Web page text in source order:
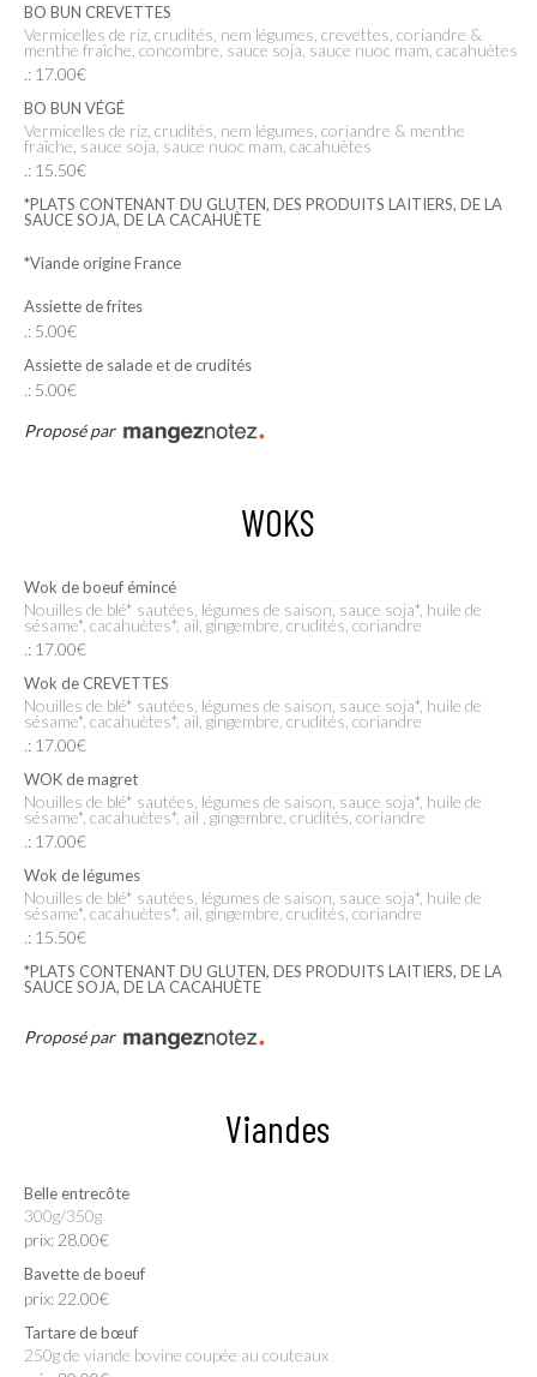
BO BUN CREVETTES
Vermicelles de riz, crudités, nem légumes, crevettes, coriandre &
menthe fraîche, concombre, sauce soja, sauce nuoc mam, cacahuètes
.: 17.00€
BO BUN VÉGÉ
Vermicelles de riz, crudités, nem légumes, coriandre & menthe
fraîche, sauce soja, sauce nuoc mam, cacahuètes
.: 15.50€
*PLATS CONTENANT DU GLUTEN, DES PRODUITS LAITIERS, DE LA
SAUCE SOJA, DE LA CACAHUÈTE
*Viande origine France
Assiette de frites
.: 5.00€
Assiette de salade et de crudités
.: 5.00€
Proposé par
WOKS
Wok de boeuf émincé
Nouilles de blé* sautées, légumes de saison, sauce soja*, huile de
sésame*, cacahuètes*, ail, gingembre, crudités, coriandre
.: 17.00€
Wok de CREVETTES
Nouilles de blé* sautées, légumes de saison, sauce soja*, huile de
sésame*, cacahuètes*, ail, gingembre, crudités, coriandre
.: 17.00€
WOK de magret
Nouilles de blé* sautées, légumes de saison, sauce soja*, huile de
sésame*, cacahuètes*, ail , gingembre, crudités, coriandre
.: 17.00€
Wok de légumes
Nouilles de blé* sautées, légumes de saison, sauce soja*, huile de
sésame*, cacahuètes*, ail, gingembre, crudités, coriandre
.: 15.50€
*PLATS CONTENANT DU GLUTEN, DES PRODUITS LAITIERS, DE LA
SAUCE SOJA, DE LA CACAHUÈTE
Proposé par
Viandes
Belle entrecôte
300g/350g
prix: 28.00€
Bavette de boeuf
prix: 22.00€
Tartare de bœuf
250g de viande bovine coupée au couteaux